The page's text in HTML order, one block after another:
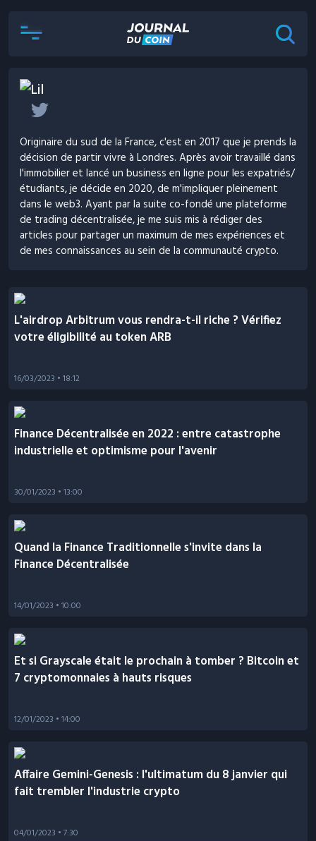
Lil
Originaire du sud de la France, c'est en 2017 que je prends la
décision de partir vivre à Londres. Après avoir travaillé dans
l'immobilier et lancé un business en ligne pour les expatriés/
étudiants, je décide en 2020, de m'impliquer pleinement
dans le web3. Ayant par la suite co-fondé une plateforme
de trading décentralisée, je me suis mis à rédiger des
articles pour partager un maximum de mes expériences et
de mes connaissances au sein de la communauté crypto.
L'airdrop Arbitrum vous rendra-t-il riche ? Vérifiez
votre éligibilité au token ARB
16/03/2023 • 18:12
Finance Décentralisée en 2022 : entre catastrophe
industrielle et optimisme pour l'avenir
30/01/2023 • 13:00
Quand la Finance Traditionnelle s'invite dans la
Finance Décentralisée
14/01/2023 • 10:00
Et si Grayscale était le prochain à tomber ? Bitcoin et
7 cryptomonnaies à hauts risques
12/01/2023 • 14:00
Affaire Gemini-Genesis : l'ultimatum du 8 janvier qui
fait trembler l'industrie crypto
04/01/2023 • 7:30